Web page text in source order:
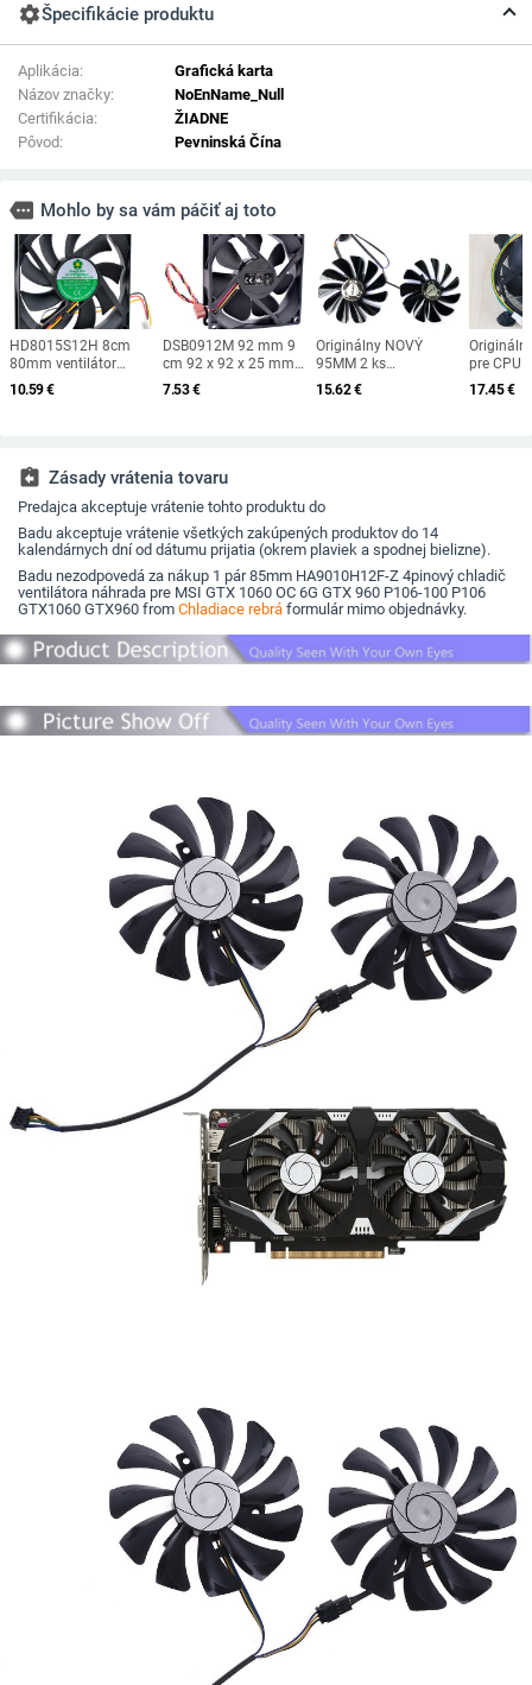
settingsŠpecifikácie produktu
Aplikácia:
Grafická karta
Názov značky:
NoEnName_Null
Certifikácia:
ŽIADNE
Pôvod:
Pevninská Čína
more Mohlo by sa vám páčiť aj toto
HD8015S12H 8cm
80mm ventilátor
80x80x15mm 8015
DC12V 0.20A
10.59€
DSB0912M 92 mm 9
cm 92 x 92 x 25 mm
DC12 V 0,19 A 3 linky
2500 ot./min.
7.53€
Originálny NOVÝ
95MM 2 ks
FDC10U12S9-C 4PIN
chladič GPU Grafika
15.62€
pre CPU
1155
17.45€
assignment_return Zásady vrátenia tovaru
Predajca akceptuje vrátenie tohto produktu do
Badu akceptuje vrátenie všetkých zakúpených produktov do 14
kalendárnych dní od dátumu prijatia (okrem plaviek a spodnej bielizne).
Badu nezodpovedá za nákup 1 pár 85mm HA9010H12F-Z 4pinový chladič
ventilátora náhrada pre MSI GTX 1060 OC 6G GTX 960 P106-100 P106
GTX1060 GTX960 from Chladiace rebrá formulár mimo objednávky.